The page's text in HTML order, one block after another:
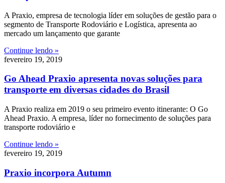
A Praxio, empresa de tecnologia líder em soluções de gestão para o
segmento de Transporte Rodoviário e Logística, apresenta ao
mercado um lançamento que garante
Continue lendo »
fevereiro 19, 2019
Go Ahead Praxio apresenta novas soluções para
transporte em diversas cidades do Brasil
A Praxio realiza em 2019 o seu primeiro evento itinerante: O Go
Ahead Praxio. A empresa, líder no fornecimento de soluções para
transporte rodoviário e
Continue lendo »
fevereiro 19, 2019
Praxio incorpora Autumn